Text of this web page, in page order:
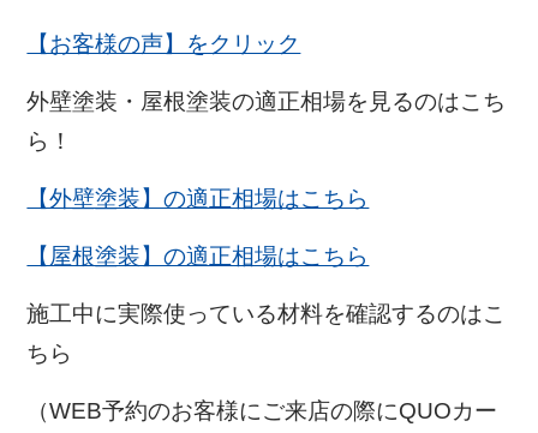
【お客様の声】をクリック
外壁塗装・屋根塗装の適正相場を見るのはこち
ら！
【外壁塗装】の適正相場はこちら
【屋根塗装】の適正相場はこちら
施工中に実際使っている材料を確認するのはこ
ちら
（WEB予約のお客様にご来店の際にQUOカー